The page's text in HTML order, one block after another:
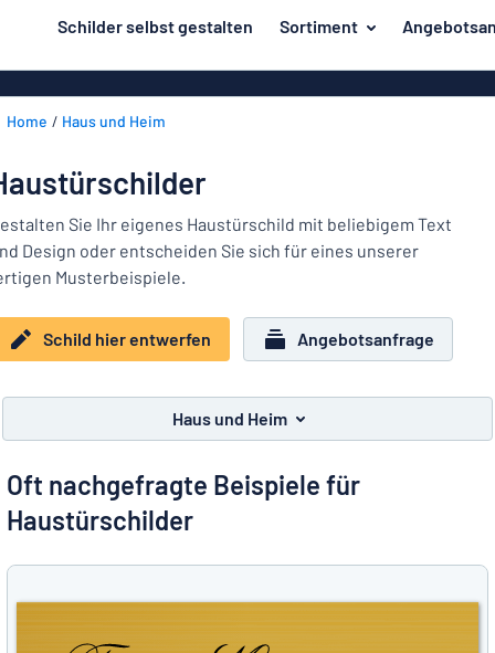
springen
Schilder selbst gestalten Sortiment
Material
Branche
Haus und Heim
Büro und Arbeitsplatz
Aufkleber
Namensschilder
Kennzeichnung
Alle Kategorien anzeigen
Unsere
Bestseller
Herstellung
und
Arbeitsplatz
Alle Kategorien anzeigen
Angebotsanfrage
zum
entwerfen
Home Haus und Heim
Sie Ihr eigenes Haustürschild mit beliebigem Text
Design oder entscheiden Sie sich für eines unserer
Musterbeispiele.
Schild hier entwerfen Angebotsanfrage
Haus und Heim
Oft nachgefragte Beispiele für
Haustürschilder